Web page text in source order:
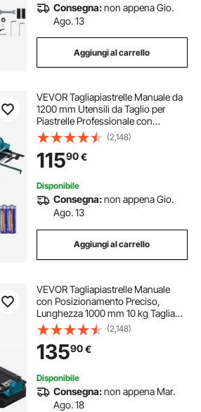
Consegna:non appena Gio.
Ago. 13
Aggiungi al carrello
VEVOR Tagliapiastrelle Manuale da
1200 mm Utensili da Taglio per
Piastrelle Professionale con
Infrarossi Taglia a Mano Mattonelle
Gres Ceramica Porcellanata
Spessore di Taglio 4-15 mm a
Doppia Rotaia
(2,148)
11590€
Disponibile
Consegna:non appena Gio.
Ago. 13
Aggiungi al carrello
VEVOR Tagliapiastrelle Manuale
con Posizionamento Preciso,
Lunghezza 1000 mm 10 kg Taglia
Piastrelle Professionale in Alluminio
per Tagliare Tutti I Tipi di Piastrelle,
Comprese Piastrelle in Ceramica
(2,148)
13590€
Disponibile
Consegna:non appena Mar.
Ago. 18